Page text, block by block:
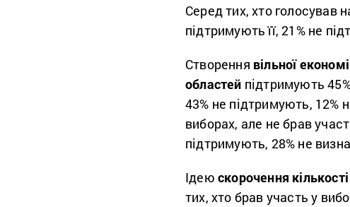
Серед тих, хто голосував
підтримують її, 21% не
Створення вільної
областей підтримують
43% не підтримують, 12%
виборах, але не брав
підтримують, 28% не
Ідею скорочення
тих, хто брав участь у